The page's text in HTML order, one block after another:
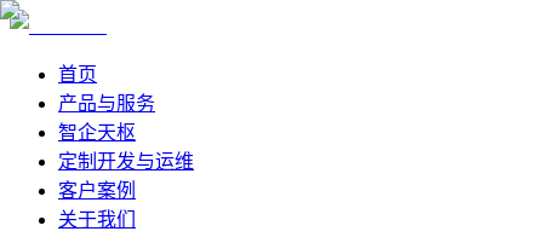
首页
产品与服务
智企天枢
定制开发与运维
客户案例
关于我们